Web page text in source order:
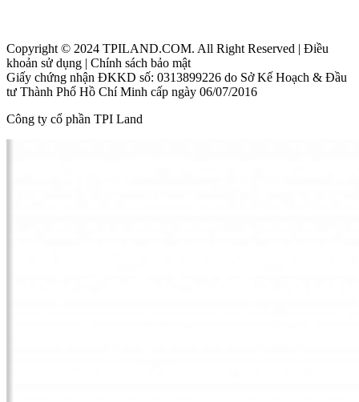
Copyright © 2024 TPILAND.COM. All Right Reserved | Điều
khoản sử dụng | Chính sách bảo mật
Giấy chứng nhận ĐKKD số: 0313899226 do Sở Kế Hoạch & Đầu
tư Thành Phố Hồ Chí Minh cấp ngày 06/07/2016
Công ty cổ phần TPI Land